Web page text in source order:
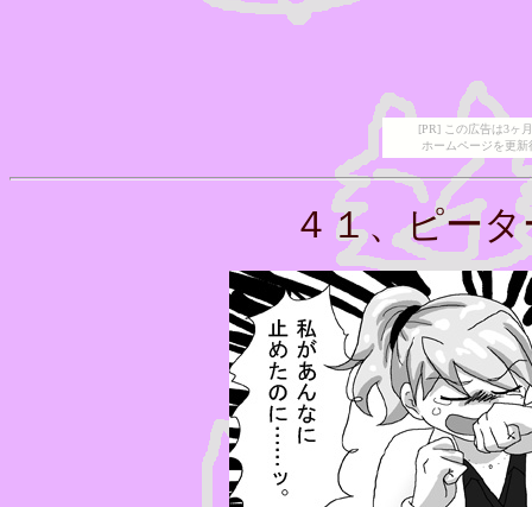
[PR] この広告は3ヶ
ホームページを更
４１、ピー